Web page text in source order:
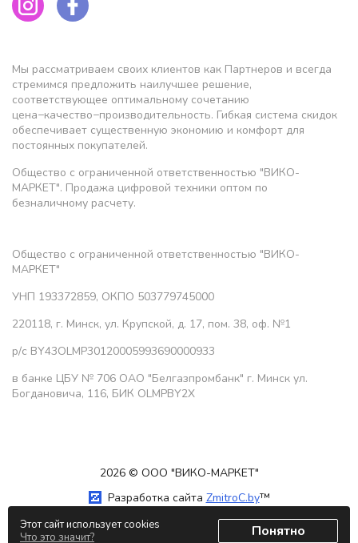
Мы рассматриваем своих клиентов как Партнеров и всегда
стремимся предложить наилучшее решение,
соответствующее оптимальному сочетанию
цена−качество−производительность. Гибкая система скидок
обеспечивает существенную экономию и комфорт для
постоянных покупателей.
Общество с ограниченной ответственностью "ВИКО-
МАРКЕТ". Продажа цифровой техники оптом по
безналичному расчету.
Общество с ограниченной ответственностью "ВИКО-
МАРКЕТ"
УНП 193372859, ОКПО 503779745000
220118, г. Минск, ул. Крупской, д. 17, пом. 38, оф. №1
р/с BY43OLMP30120005993690000933
в банке ЦБУ № 706 ОАО "Белгазпромбанк" г. Минск ул.
Богдановича, 116, БИК OLMPBY2X
2026 © ООО "ВИКО-МАРКЕТ"
Разработка сайта ZmitroC.by™
Этот сайт использует cookies
Что это значит?
Понятно